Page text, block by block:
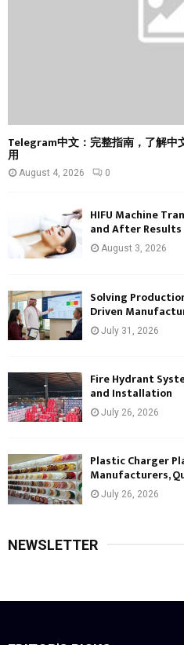
Telegram中文：完整指南，了解
用
August 4, 2026 0
HIFU Machine
and After Results
August 3, 2026
Solving
Driven
July 31, 2026
Fire Hydrant
and Installation
July 26, 2026
Plastic Charger
Manufacturers,
July 26, 2026
NEWSLETTER